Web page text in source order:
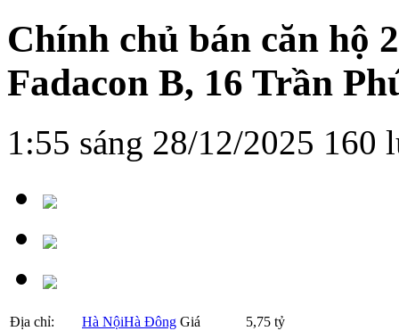
Chính chủ bán căn hộ
Fadacon B, 16 Trần
1:55 sáng 28/12/2025 160
Địa chỉ: Hà NộiHà Đông Giá
5,75 tỷ